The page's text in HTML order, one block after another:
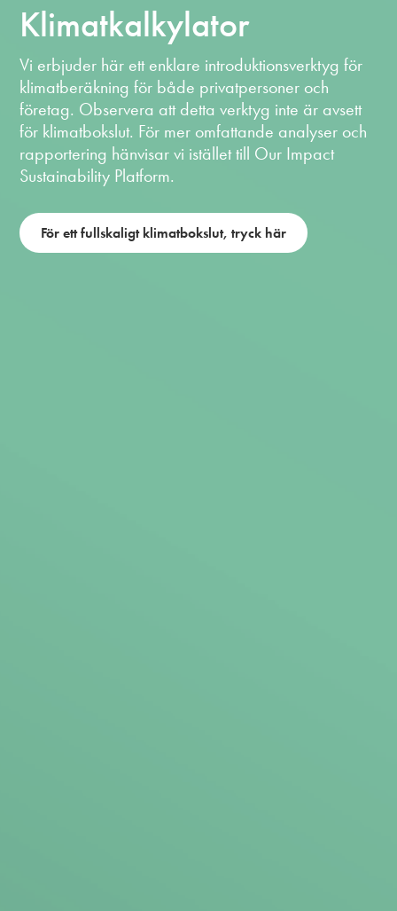
Klimatkalkylator
Vi erbjuder här ett enklare introduktionsverktyg för
klimatberäkning för både privatpersoner och
företag. Observera att detta verktyg inte är avsett
för klimatbokslut. För mer omfattande analyser och
rapportering hänvisar vi istället till Our Impact
Sustainability Platform.
För ett fullskaligt klimatbokslut, tryck här